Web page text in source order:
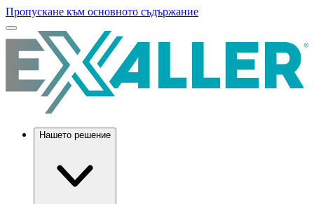
Пропускане към основното съдържание
Нашето решение